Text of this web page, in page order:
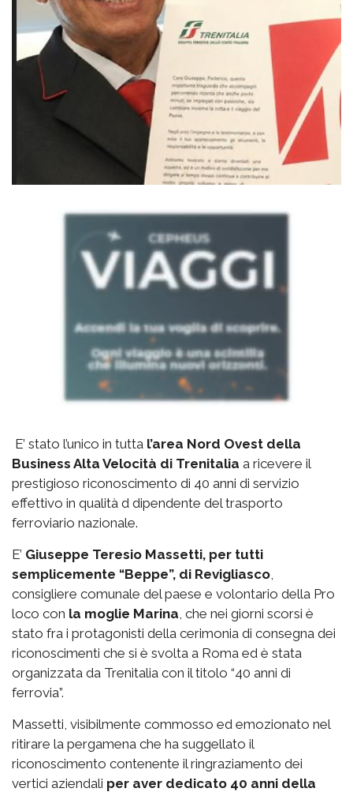
E’ stato l’unico in tutta l’area Nord Ovest della
Business Alta Velocità di Trenitalia a ricevere il
prestigioso riconoscimento di 40 anni di servizio
effettivo in qualità d dipendente del trasporto
ferroviario nazionale.
E’ Giuseppe Teresio Massetti, per tutti
semplicemente “Beppe”, di Revigliasco
consigliere comunale del paese e volontario della Pro
loco con la moglie Marina , che nei giorni scorsi è
stato fra i protagonisti della cerimonia di consegna dei
riconoscimenti che si è svolta a Roma ed è stata
organizzata da Trenitalia con il titolo “40 anni di
ferrovia”.
Massetti, visibilmente commosso ed emozionato nel
ritirare la pergamena che ha suggellato il
riconoscimento contenente il ringraziamento dei
vertici aziendali per aver dedicato 40 anni della